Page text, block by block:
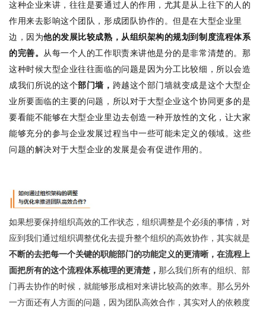
这种企业来讲，往往是要通过人的作用，尤其是从上往下的人的
作用来去影响这个团队，形成团队协作的。但是在大型企业里
边，因为他的发展比较成熟，从组织架构的规划到制度流程体系
的完善。 从每一个人的工作职责来讲他是分的是非常清楚的。那
这种时候大型企业往往面临的问题是因为分工比较细，所以会造
成我们所说的这个部门墙， 跨越这个部门墙就变成是这个大型企
业所要面临的主要的问题，所以对于大型企业这个协同更多的是
要看能不能够在大型企业里边去创造一种开放性的文化，让大家
能够充分的参与企业发展过程当中一些可能未定义的领域。这些
问题的解决对于大型企业的发展是会有促进作用的。
如果想要保持组织高效的工作状态，组织调整是个必须的事情，对
应到我们通过组织调整优化去提升整个组织的高效协作，其实就是
不断的去把每一个关键的职能部门的功能定义的更清晰，在流程上
面把所有的这个流程体系梳理的更清楚， 那么我们所有的组织、部
门再去协作的时候，就能够形成相对来讲比较高的效率。那么另外
一方面还有人方面的问题，因为团队高效合作，其实对人的依赖度